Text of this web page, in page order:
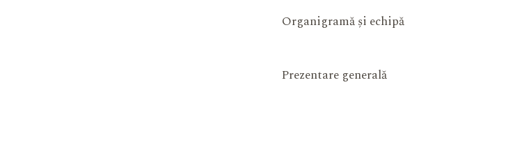
Organigramă și echipă
Prezentare generală